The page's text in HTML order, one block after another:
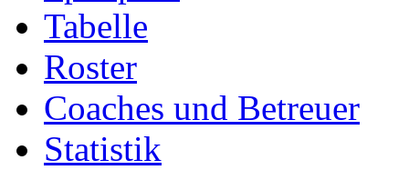
Tabelle
Roster
Coaches und Betreuer
Statistik